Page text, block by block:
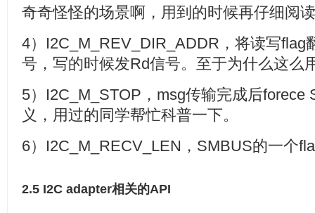
奇奇怪怪的场景啊，用到的时候再仔细阅
4）I2C_M_REV_DIR_ADDR，将读写flag
号，写的时候发Rd信号。至于为什么这么
5）I2C_M_STOP，msg传输完成后forece
义，用过的同学帮忙科普一下。
6）I2C_M_RECV_LEN，SMBUS的一个
2.5 I2C adapter相关的API